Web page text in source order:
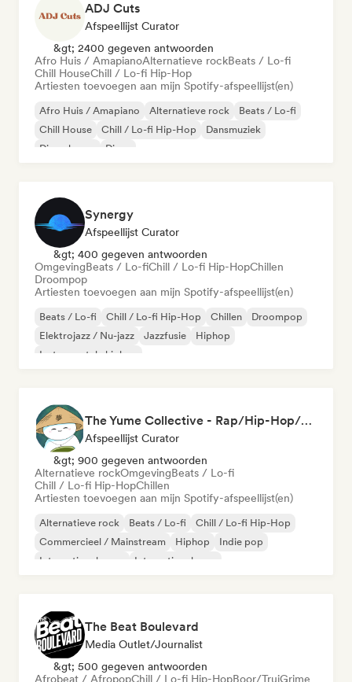
ADJ Cuts
Afspeellijst Curator
&gt; 2400 gegeven antwoorden
Afro Huis / AmapianoAlternatieve rockBeats / Lo-fi
Chill HouseChill / Lo-fi Hip-Hop
Artiesten toevoegen aan mijn Spotify-afspeellijst(en)
Afro Huis / Amapiano Alternatieve rock
Beats / Lo-fi
Chill House
Chill / Lo-fi Hip-Hop
Dansmuziek
Diepe house
Disco
Synergy
Afspeellijst Curator
&gt; 400 gegeven antwoorden
OmgevingBeats / Lo-fiChill / Lo-fi Hip-HopChillen
Droompop
Artiesten toevoegen aan mijn Spotify-afspeellijst(en)
Beats / Lo-fi Chill / Lo-fi Hip-Hop Chillen
Droompop
Elektrojazz / Nu-jazz
Jazzfusie
Hiphop
Instrumentale hiphop
The Yume Collective - Rap/Hip-Hop/Pop/Indie/Rock/Lo-fi & More.
Afspeellijst Curator
&gt; 900 gegeven antwoorden
Alternatieve rockOmgevingBeats / Lo-fi
Chill / Lo-fi Hip-HopChillen
Artiesten toevoegen aan mijn Spotify-afspeellijst(en)
Alternatieve rock Beats / Lo-fi
Chill / Lo-fi Hip-Hop
Commercieel / Mainstream
Hiphop
Indie pop
Internationale pop
Internationale rap
The Beat Boulevard
Media Outlet/Journalist
&gt; 500 gegeven antwoorden
Afrobeat / AfropopChill / Lo-fi Hip-HopBoor/TruiGrime